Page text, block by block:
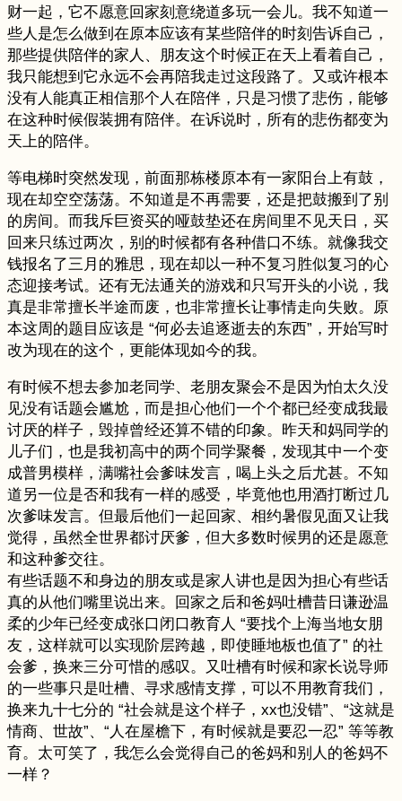
财一起，它不愿意回家刻意绕道多玩一会儿。我不知道一
些人是怎么做到在原本应该有某些陪伴的时刻告诉自己，
那些提供陪伴的家人、朋友这个时候正在天上看着自己，
我只能想到它永远不会再陪我走过这段路了。又或许根本
没有人能真正相信那个人在陪伴，只是习惯了悲伤，能够
在这种时候假装拥有陪伴。在诉说时，所有的悲伤都变为
天上的陪伴。
等电梯时突然发现，前面那栋楼原本有一家阳台上有鼓，
现在却空空荡荡。不知道是不再需要，还是把鼓搬到了别
的房间。而我斥巨资买的哑鼓垫还在房间里不见天日，买
回来只练过两次，别的时候都有各种借口不练。就像我交
钱报名了三月的雅思，现在却以一种不复习胜似复习的心
态迎接考试。还有无法通关的游戏和只写开头的小说，我
真是非常擅长半途而废，也非常擅长让事情走向失败。原
本这周的题目应该是 “何必去追逐逝去的东西”，开始写时
改为现在的这个，更能体现如今的我。
有时候不想去参加老同学、老朋友聚会不是因为怕太久没
见没有话题会尴尬，而是担心他们一个个都已经变成我最
讨厌的样子，毁掉曾经还算不错的印象。昨天和妈同学的
儿子们，也是我初高中的两个同学聚餐，发现其中一个变
成普男模样，满嘴社会爹味发言，喝上头之后尤甚。不知
道另一位是否和我有一样的感受，毕竟他也用酒打断过几
次爹味发言。但最后他们一起回家、相约暑假见面又让我
觉得，虽然全世界都讨厌爹，但大多数时候男的还是愿意
和这种爹交往。
有些话题不和身边的朋友或是家人讲也是因为担心有些话
真的从他们嘴里说出来。回家之后和爸妈吐槽昔日谦逊温
柔的少年已经变成张口闭口教育人 “要找个上海当地女朋
友，这样就可以实现阶层跨越，即使睡地板也值了” 的社
会爹，换来三分可惜的感叹。又吐槽有时候和家长说导师
的一些事只是吐槽、寻求感情支撑，可以不用教育我们，
换来九十七分的 “社会就是这个样子，xx也没错”、“这就是
情商、世故”、“人在屋檐下，有时候就是要忍一忍” 等等教
育。太可笑了，我怎么会觉得自己的爸妈和别人的爸妈不
一样？